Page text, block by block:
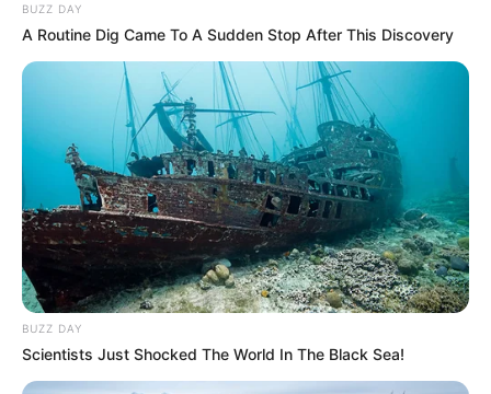
BUZZ DAY
A Routine Dig Came To A Sudden Stop After This Discovery
BUZZ DAY
Scientists Just Shocked The World In The Black Sea!